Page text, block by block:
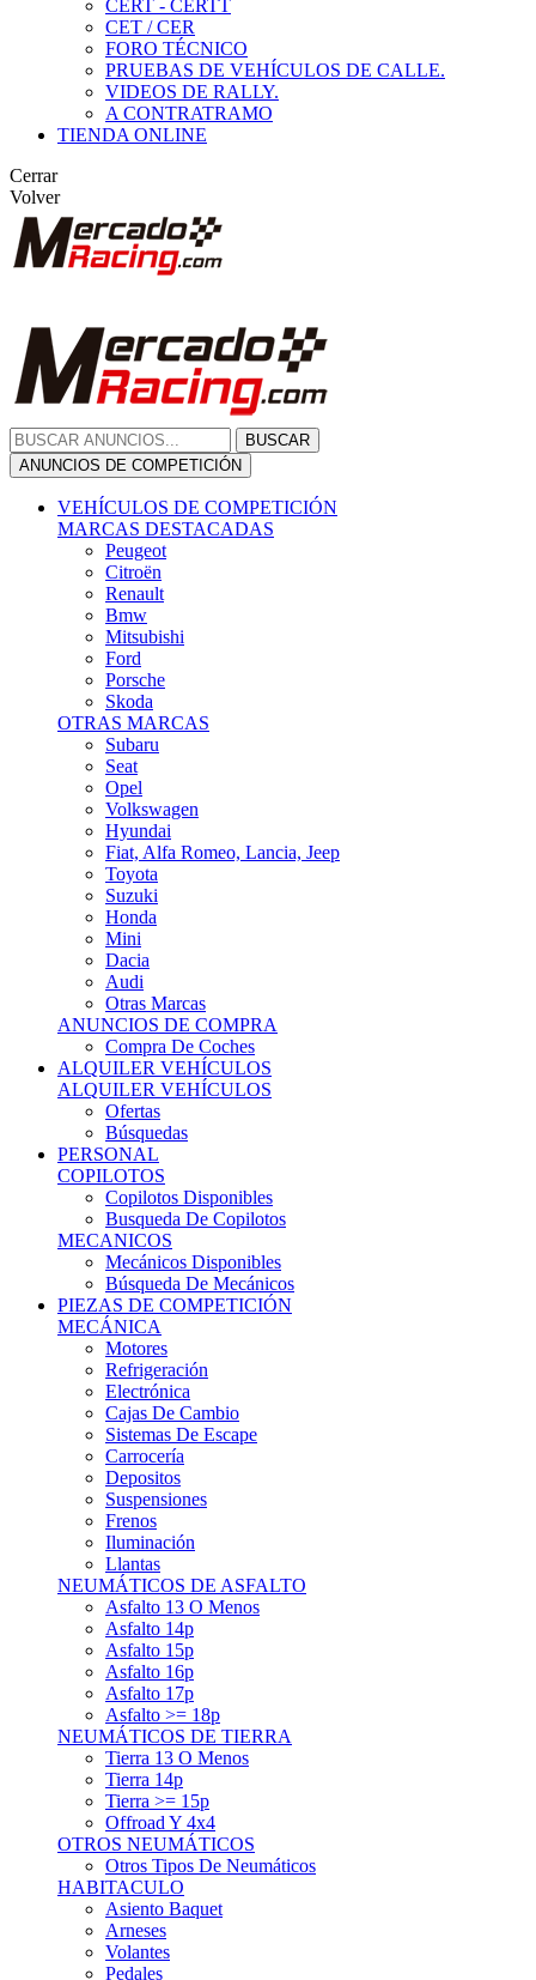
CERT - CERTT
CET / CER
FORO TÉCNICO
PRUEBAS DE VEHÍCULOS DE CALLE.
VIDEOS DE RALLY.
A CONTRATRAMO
TIENDA ONLINE
Cerrar
Volver
BUSCAR
ANUNCIOS DE COMPETICIÓN
VEHÍCULOS DE COMPETICIÓN
MARCAS DESTACADAS
Peugeot
Citroën
Renault
Bmw
Mitsubishi
Ford
Porsche
Skoda
OTRAS MARCAS
Subaru
Seat
Opel
Volkswagen
Hyundai
Fiat, Alfa Romeo, Lancia, Jeep
Toyota
Suzuki
Honda
Mini
Dacia
Audi
Otras Marcas
ANUNCIOS DE COMPRA
Compra De Coches
ALQUILER VEHÍCULOS
ALQUILER VEHÍCULOS
Ofertas
Búsquedas
PERSONAL
COPILOTOS
Copilotos Disponibles
Busqueda De Copilotos
MECANICOS
Mecánicos Disponibles
Búsqueda De Mecánicos
PIEZAS DE COMPETICIÓN
MECÁNICA
Motores
Refrigeración
Electrónica
Cajas De Cambio
Sistemas De Escape
Carrocería
Depositos
Suspensiones
Frenos
Iluminación
Llantas
NEUMÁTICOS DE ASFALTO
Asfalto 13 O Menos
Asfalto 14p
Asfalto 15p
Asfalto 16p
Asfalto 17p
Asfalto >= 18p
NEUMÁTICOS DE TIERRA
Tierra 13 O Menos
Tierra 14p
Tierra >= 15p
Offroad Y 4x4
OTROS NEUMÁTICOS
Otros Tipos De Neumáticos
HABITACULO
Asiento Baquet
Arneses
Volantes
Pedales
Extinción